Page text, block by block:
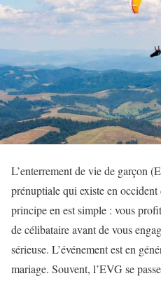
L’enterrement de vie de garçon
prénuptiale qui existe en
principe en est simple : vous
de célibataire avant de vous
sérieuse. L’événement est en
mariage. Souvent, l’EVG se